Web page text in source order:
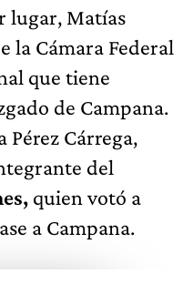
lugar, Matías
la Cámara Federal
que tiene
de Campana.
Cárrega,
del
quien votó a
a Campana.